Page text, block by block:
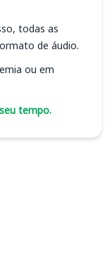
todas as
de áudio.
ou em
tempo.